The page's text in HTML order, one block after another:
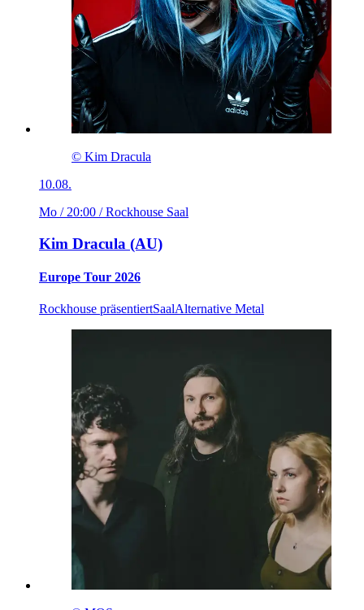
© Kim Dracula
10.08.
Mo / 20:00 / Rockhouse Saal
Kim Dracula (AU)
Europe Tour 2026
Rockhouse präsentiertSaalAlternative Metal